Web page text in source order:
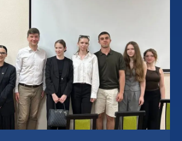
закладу, заслуженим
Світланою Ошеко.